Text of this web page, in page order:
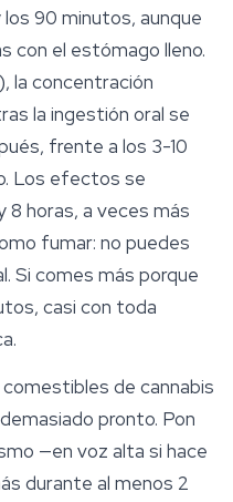
90 minutos, aunque
con el estómago lleno.
la concentración
la ingestión oral se
frente a los 3-10
Los efectos se
horas, a veces más
fumar: no puedes
Si comes más porque
casi con toda
de cannabis
pronto. Pon
—en voz alta si hace
durante al menos 2